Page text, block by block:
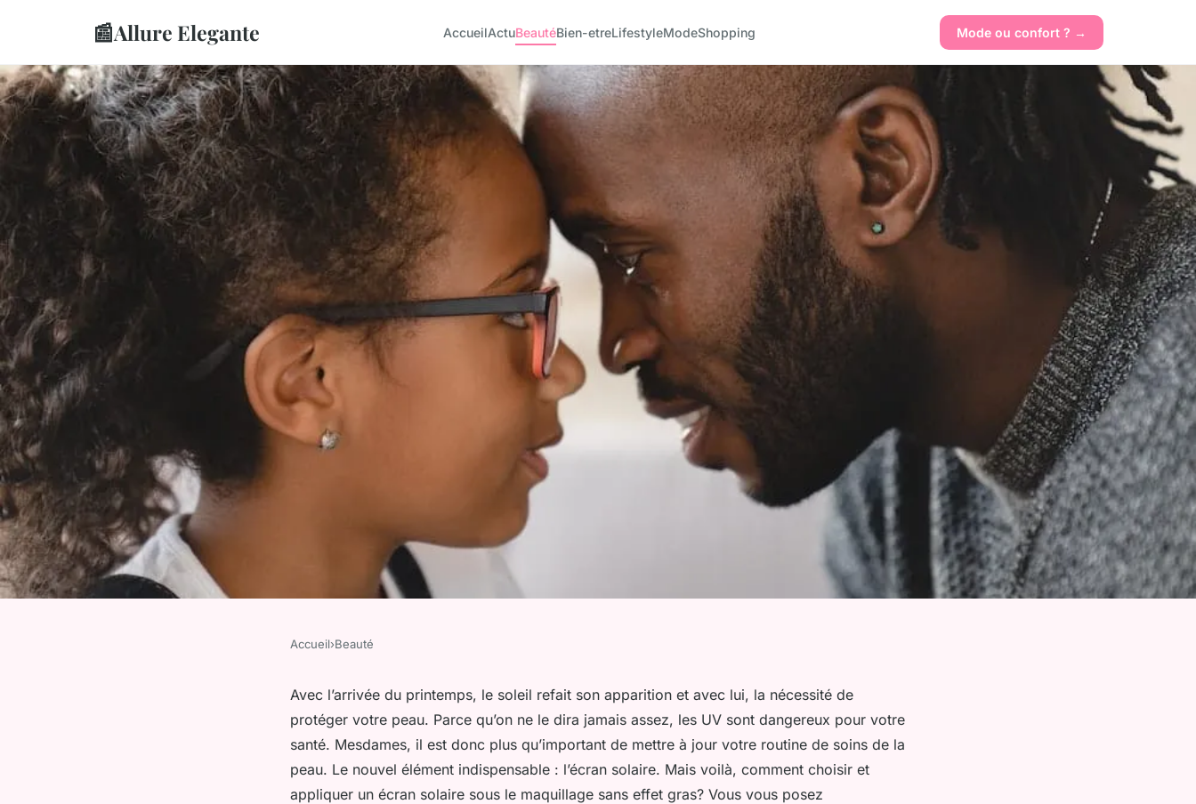
📰Allure Elegante AccueilActuBeautéBien-etreLifestyleModeShopping Mode ou confort ? →
Comment choisir et appliquer un
écran solaire sous le maquillage sans
Accueil›Beauté
Avec l’arrivée du printemps, le soleil refait son apparition et avec lui, la nécessité de
protéger votre peau. Parce qu’on ne le dira jamais assez, les UV sont dangereux pour votre
santé. Mesdames, il est donc plus qu’important de mettre à jour votre routine de soins de la
peau. Le nouvel élément indispensable : l’écran solaire. Mais voilà, comment choisir et
appliquer un écran solaire sous le maquillage sans effet gras? Vous vous posez